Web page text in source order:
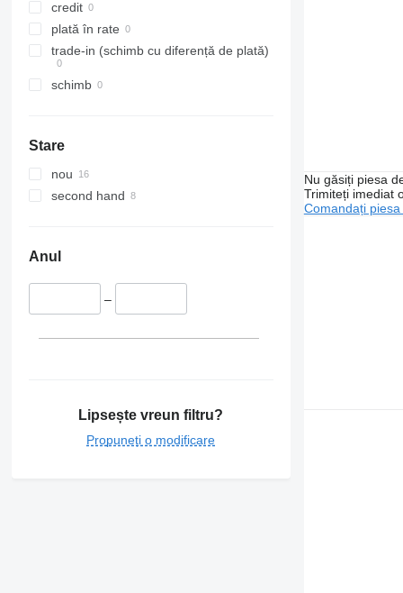
credit
plată în rate
trade-in (schimb cu diferență de plată)
schimb
Stare
nou
second hand
Anul
–
Lipsește vreun filtru?
Propuneți o modificare
Nu găsiți piesa
Trimiteți imediat
Comandați